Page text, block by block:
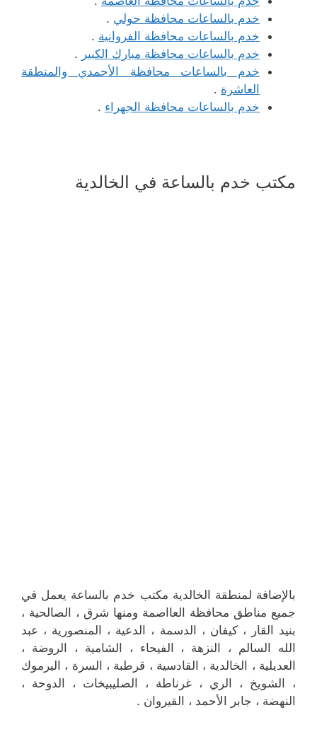
خدم بالساعات محافظة حولي .
خدم بالساعات محافظة الفروانية .
خدم بالساعات محافظة مبارك الكبير .
خدم بالساعات محافظة الأحمدي والمنطقة
العاشرة .
خدم بالساعات محافظة الجهراء .
مكتب خدم بالساعة في الخالدية
بالإضافة لمنطقة الخالدية مكتب خدم بالساعة يعمل في
جميع مناطق محافظة العااصمة ومنها شرق ، الصالحية ،
بنيد القار ، كيفان ، الدسمة ، الدعية ، المنصورية ، عبد
الله السالم ، النزهة ، الفيحاء ، الشامية ، الروضة ،
العديلية ، الخالدية ، القادسية ، قرطبة ، السرة ، اليرموك
، الشويخ ، الري ، غرناطة ، الصليبيخات ، الدوحة ،
النهضة ، جابر الأحمد ، القيروان .